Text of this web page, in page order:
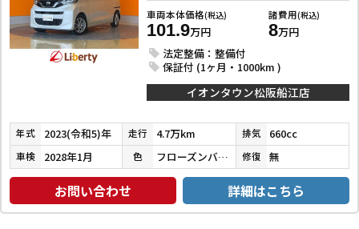
車両本体価格(税込)
101.9万円
諸費用(税込)
8万円
法定整備：整備付
保証付 (1ヶ月・1000km )
イオンタウン松阪船江店
年式 2023(令和5)年 走行 4.7万km 排気 660cc
車検 2028年1月 色 フローズンバニラパールメタリック 修復 無
お問い合わせ 詳細はこちら